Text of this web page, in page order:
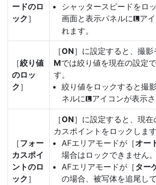
ードのロ
ック ］
シャッタースピードをロ
画面と表示パネルに O ア
れます。
［絞り値
のロッ
ク ］
［ON］に設定すると、撮影
Mでは絞り値を現在の設定
す。
絞り値をロックすると撮
ネルに O アイコンが表示さ
［フォー
カスポイ
ントのロ
ック ］
［ON］に設定すると、現
カスポイントをロックします
AFエリアモードが［オー
場合はロックできません。
AFエリアモードが［ター
の場合、被写体を追尾し